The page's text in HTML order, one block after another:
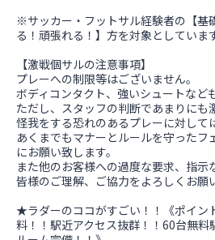
※サッカー・フットサル経験者の【基
る！頑張れる！】方を対象としていま
【激戦個サルの注意事項】
プレーへの制限等はございません。
ボディコンタクト、強いシュートなど
ただし、スタッフの判断であまりにも
怪我をする恐れのあるプレーに対して
あくまでもマナーとルールを守ったフ
にお願い致します。
また他のお客様への過度な要求、指示
皆様のご理解、ご協力をよろしくお願
★ラダーのココがすごい！！《ポイン
料！！駅近アクセス抜群！！60台無料